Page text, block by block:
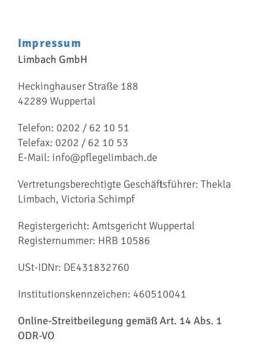
Impressum
Limbach GmbH
Heckinghauser Straße 188
42289 Wuppertal
Telefon: 0202 / 62 10 51
Telefax: 0202 / 62 10 53
E-Mail: info@pflegelimbach.de
Vertretungsberechtigte Geschäftsführer: Thekla
Limbach, Victoria Schimpf
Registergericht: Amtsgericht Wuppertal
Registernummer: HRB 10586
USt-IDNr: DE431832760
Institutionskennzeichen: 460510041
Online-Streitbeilegung gemäß Art. 14 Abs. 1
ODR-VO